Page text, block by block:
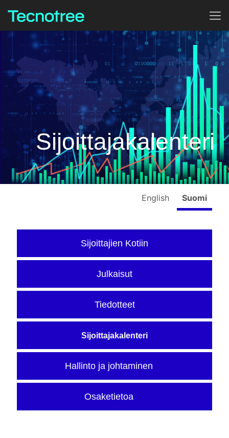
Sijoittajakalenteri
English Suomi
Sijoittajien Kotiin
Julkaisut
Tiedotteet
Sijoittajakalenteri
Hallinto ja johtaminen
Osaketietoa